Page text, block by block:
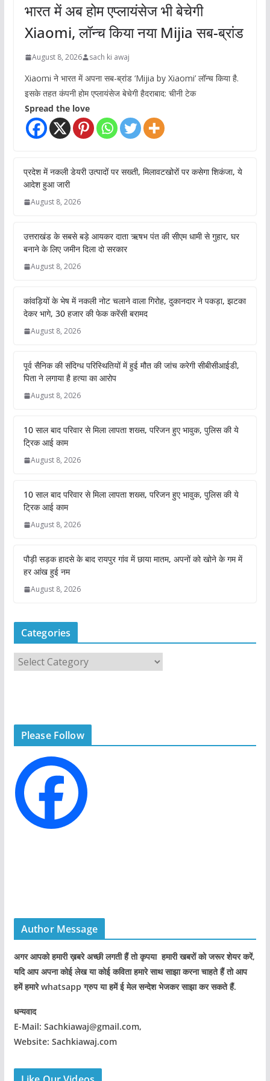
भारत में अब होम एप्लायंसेज भी बेचेगी
Xiaomi, लॉन्च किया नया Mijia सब-ब्रांड
August 8, 2026 sach ki awaj
Xiaomi ने भारत में अपना सब-ब्रांड ‘Mijia by Xiaomi’ लॉन्च किया है.
इसके तहत कंपनी होम एप्लायंसेज बेचेगी हैदराबाद: चीनी टेक
Spread the love
प्रदेश में नकली डेयरी उत्पादों पर सख्ती, मिलावटखोरों पर कसेगा शिकंजा, ये
आदेश हुआ जारी
August 8, 2026
उत्तराखंड के सबसे बड़े आयकर दाता ऋषभ पंत की सीएम धामी से गुहार, घर
बनाने के लिए जमीन दिला दो सरकार
August 8, 2026
कांवड़ियों के भेष में नकली नोट चलाने वाला गिरोह, दुकानदार ने पकड़ा, झटका
देकर भागे, 30 हजार की फेक करेंसी बरामद
August 8, 2026
पूर्व सैनिक की संदिग्ध परिस्थितियों में हुई मौत की जांच करेगी सीबीसीआईडी,
पिता ने लगाया है हत्या का आरोप
August 8, 2026
10 साल बाद परिवार से मिला लापता शख्स, परिजन हुए भावुक, पुलिस की ये
ट्रिक आई काम
August 8, 2026
10 साल बाद परिवार से मिला लापता शख्स, परिजन हुए भावुक, पुलिस की ये
ट्रिक आई काम
August 8, 2026
पौड़ी सड़क हादसे के बाद रायपुर गांव में छाया मातम, अपनों को खोने के गम में
हर आंख हुई नम
August 8, 2026
Categories
e
s
Please Follow
Author Message
अगर आपको हमारी ख़बरे अच्छी लगती हैं तो कृपया हमारी खबरों को जरूर शेयर करें,
यदि आप अपना कोई लेख या कोई कविता हमारे साथ साझा करना चाहते हैं तो आप
हमें हमारे whatsapp ग्रुप या हमें ई मेल सन्देश भेजकर साझा कर सकते हैं.
धन्यवाद
E-Mail: Sachkiawaj@gmail.com,
Website: Sachkiawaj.com